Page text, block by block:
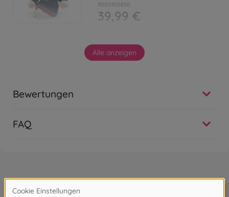
9000100850
39,99 €
Babypuppen ohne Funktion
Corolle Eliott
Alle anzeigen
Bewertungen
FAQ
Wird oft zusammen gekauft